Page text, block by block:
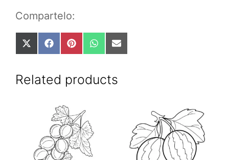
Compartelo:
Share
on
(Twitter)
Share
on
Share
on
Share
on
Share
on
Related products